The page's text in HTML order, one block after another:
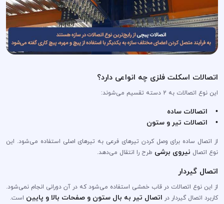
اتصالات اسکلت فلزی چه انواعی دارد؟
این نوع اتصالات به 2 دسته تقسیم می‌شوند:
• اتصالات ساده
• اتصالات تیر و ستون
از اتصال ساده برای وصل کردن تیر‌های فرعی به تیر‌های اصلی استفاده می‌شود. این
نوع اتصال نیروی برشی طرح را انتقال می‌دهد.
اتصال گیردار
از این نوع اتصالات در قاب خمشی استفاده می‌شود که در آن دورانی انجام نمی‌شود.
کاربرد اتصال گیردار در اتصال تیر به بال ستون و صفحات بالا و پایین است.